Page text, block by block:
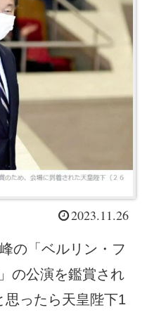
2023.11.26
の「ベルリン・フ
の公演を鑑賞され
思ったら天皇陛下1